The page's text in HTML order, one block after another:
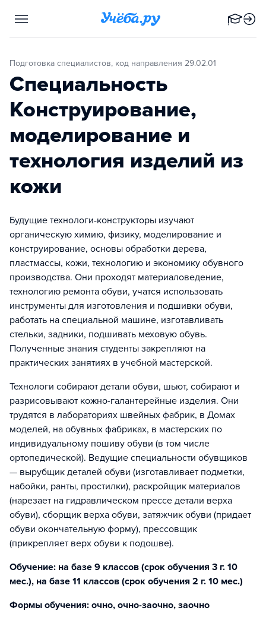
Подготовка специалистов, код направления 29.02.01
Специальность
Конструирование,
моделирование и
технология изделий из
кожи
Будущие технологи-конструкторы изучают
органическую химию, физику, моделирование и
конструирование, основы обработки дерева,
пластмассы, кожи, технологию и экономику обувного
производства. Они проходят материаловедение,
технологию ремонта обуви, учатся использовать
инструменты для изготовления и подшивки обуви,
работать на специальной машине, изготавливать
стельки, задники, подшивать меховую обувь.
Полученные знания студенты закрепляют на
практических занятиях в учебной мастерской.
Технологи собирают детали обуви, шьют, собирают и
разрисовывают кожно-галантерейные изделия. Они
трудятся в лабораториях швейных фабрик, в Домах
моделей, на обувных фабриках, в мастерских по
индивидуальному пошиву обуви (в том числе
ортопедической). Ведущие специальности обувщиков
— вырубщик деталей обуви (изготавливает подметки,
набойки, ранты, простилки), раскройщик материалов
(нарезает на гидравлическом прессе детали верха
обуви), сборщик верха обуви, затяжчик обуви (придает
обуви окончательную форму), прессовщик
(прикрепляет верх обуви к подошве).
Обучение: на базе 9 классов (срок обучения 3 г. 10
мес.), на базе 11 классов (срок обучения 2 г. 10 мес.)
Формы обучения: очно, очно-заочно, заочно